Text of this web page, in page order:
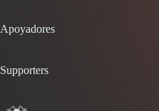
Apoyadores
Supporters